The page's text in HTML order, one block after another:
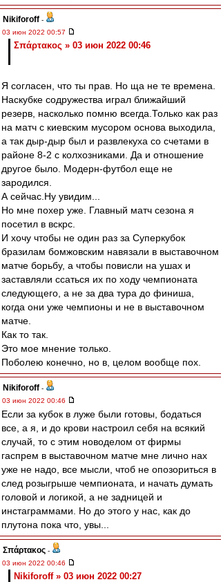
Nikiforoff -
03 июн 2022 00:57
Σπάρτακος » 03 июн 2022 00:46
Я согласен, что ты прав. Но ща не те времена.
Наскубке содружества играл ближайший
резерв, насколько помню всегда.Только как раз
на матч с киевским мусором основа выходила,
а так дыр-дыр был и развлекуха со счетами в
районе 8-2 с колхозниками. Да и отношение
другое было. Модерн-футбол еще не
зародился.
А сейчас.Ну увидим...
Но мне похер уже. Главный матч сезона я
посетил в вскрс.
И хочу чтобы не один раз за Суперкубок
бразилам бомжовским навязали в выставочном
матче борьбу, а чтобы повисли на ушах и
заставляли ссаться их по ходу чемпионата
следующего, а не за два тура до финиша,
когда они уже чемпионы и не в выставочном
матче.
Как то так.
Это мое мнение только.
Поболею конечно, но в, целом вообще пох.
Nikiforoff -
03 июн 2022 00:46
Если за кубок в луже были готовы, бодаться
все, а я, и до крови настроил себя на всякий
случай, то с этим новоделом от фирмы
гаспрем в выставочном матче мне лично нах
уже не надо, все мысли, чтоб не опозориться в
след розыгрыше чемпионата, и начать думать
головой и логикой, а не задницей и
инстаграммами. Но до этого у нас, как до
плутона пока что, увы...
Σπάρτακος -
03 июн 2022 00:46
Nikiforoff » 03 июн 2022 00:27